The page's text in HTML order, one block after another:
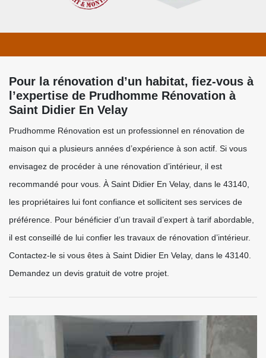
Pour la rénovation d’un habitat, fiez-vous à
l’expertise de Prudhomme Rénovation à
Saint Didier En Velay
Prudhomme Rénovation est un professionnel en rénovation de
maison qui a plusieurs années d’expérience à son actif. Si vous
envisagez de procéder à une rénovation d’intérieur, il est
recommandé pour vous. À Saint Didier En Velay, dans le 43140,
les propriétaires lui font confiance et sollicitent ses services de
préférence. Pour bénéficier d’un travail d’expert à tarif abordable,
il est conseillé de lui confier les travaux de rénovation d’intérieur.
Contactez-le si vous êtes à Saint Didier En Velay, dans le 43140.
Demandez un devis gratuit de votre projet.